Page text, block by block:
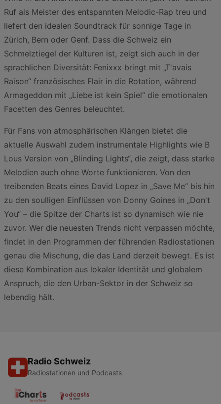
Ruf als Meister des entspannten Melodic-Rap treu und
liefert den idealen Soundtrack für sonnige Tage in
Zürich, Bern oder Genf. Dass die Schweiz ein
Schmelztiegel der Kulturen ist, zeigt sich auch in der
sprachlichen Diversität: Fenixxx bringt mit „T'avais
Raison“ französisches Flair in die Rotation, während
Armageddon mit „Liebe ist kein Spiel“ die emotionalen
Facetten des Genres beleuchtet.
Für Fans von atmosphärischen Klängen bietet die
aktuelle Auswahl zudem instrumentale Highlights wie B
Lous Version von „Blinding Lights“, die zeigt, dass starke
Melodien auch ohne Worte funktionieren. Von den
treibenden Beats eines David Lopez in „Save Me“ bis hin
zu den soulligen Einflüssen von Donny Goines in „Don't
You“ – die Spitze der Charts ist so dynamisch wie nie
zuvor. Wer die neuesten Trends nicht verpassen möchte,
findet in den Programmen der führenden Radiostationen
genau die Mischung, die das Land derzeit bewegt. Es ist
diese Kombination aus lokaler Identität und globalem
Anspruch, die den Urban-Sektor in der Schweiz so
lebendig hält.
Radio Schweiz
Radiostationen und Podcasts